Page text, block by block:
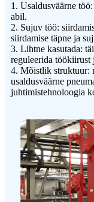
1. Usaldusväärne
abil.
2. Sujuv töö:
siirdamise täpne ja
3. Lihtne kasutada:
reguleerida
4. Mõistlik struktuur:
usaldusväärne
juhtimistehnoloogia